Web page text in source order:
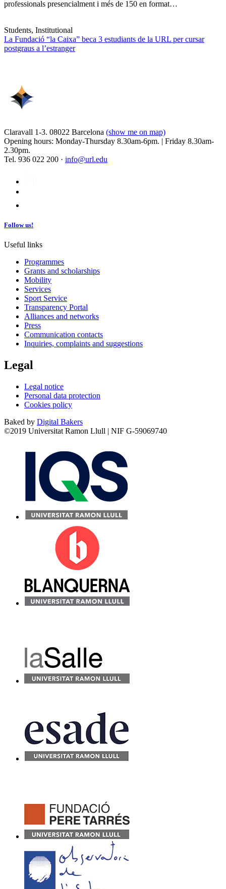
professionals presencialment i més de 150 en format…
Students, Institutional
La Fundació “la Caixa” beca 3 estudiants de la URL per cursar
postgraus a l’estranger
Claravall 1-3. 08022 Barcelona (show me on map)
Opening hours: Monday-Thursday 8.30am-6pm. | Friday 8.30am-
2.30pm.
Tel. 936 022 200 · info@url.edu
Follow us!
Useful links
Programmes
Grants and scholarships
Mobility
Services
Sport Service
Transparency Portal
Alliances and networks
Press
Communication contacts
Inquiries, complaints and suggestions
Legal
Legal notice
Personal data protection
Cookies policy
Baked by Digital Bakers
©2019 Universitat Ramon Llull | NIF G-59069740